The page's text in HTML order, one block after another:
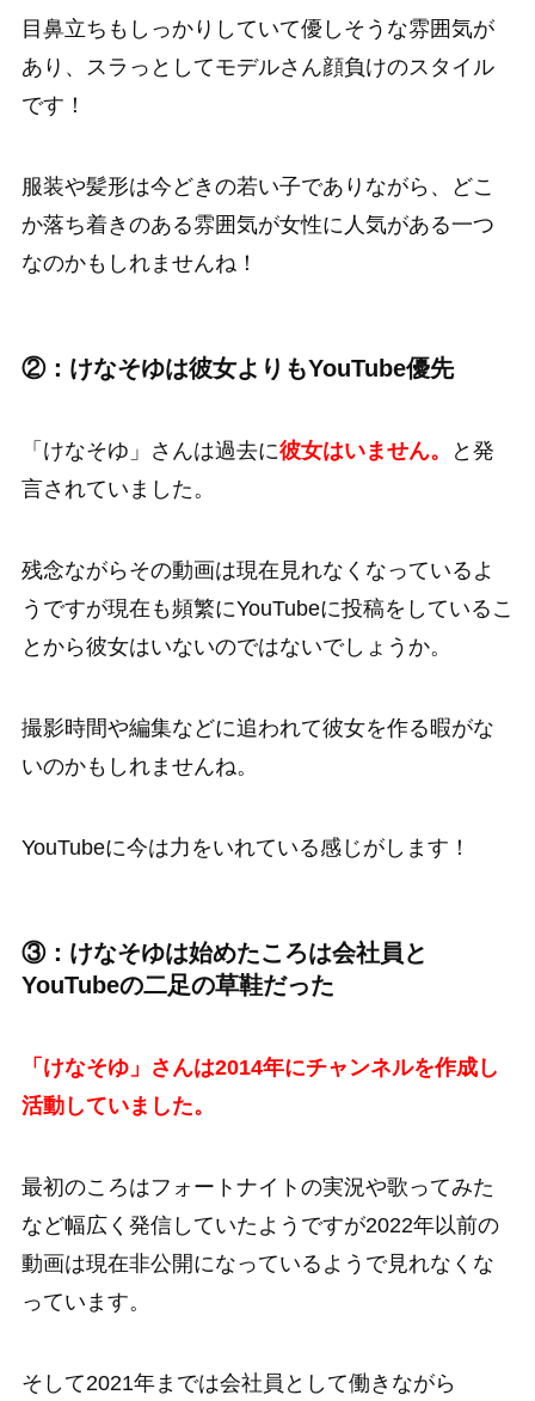
目鼻立ちもしっかりしていて優しそうな雰囲気が
あり、スラっとしてモデルさん顔負けのスタイル
です！
服装や髪形は今どきの若い子でありながら、どこ
か落ち着きのある雰囲気が女性に人気がある一つ
なのかもしれませんね！
②：けなそゆは彼女よりもYouTube優先
「けなそゆ」さんは過去に彼女はいません。
と発
言されていました。
残念ながらその動画は現在見れなくなっているよ
うですが現在も頻繁にYouTubeに投稿をしているこ
とから彼女はいないのではないでしょうか。
撮影時間や編集などに追われて彼女を作る暇がな
いのかもしれませんね。
YouTubeに今は力をいれている感じがします！
③：けなそゆは始めたころは会社員と
YouTubeの二足の草鞋だった
「けなそゆ」さんは2014年にチャンネルを作成し
活動していました。
最初のころはフォートナイトの実況や歌ってみた
など幅広く発信していたようですが2022年以前の
動画は現在非公開になっているようで見れなくな
っています。
そして2021年までは会社員として働きながら